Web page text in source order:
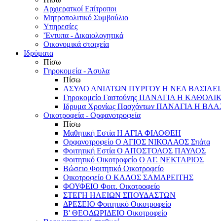
Αρχιερατκοί Επίτροποι
Μητροπολιτικό Συμβούλιο
Υπηρεσίες
'Έντυπα - Δικαιολογητικά
Οικονομικά στοιχεία
Ιδρύματα
Πίσω
Γηροκομεία - Άσυλα
Πίσω
ΑΣΥΛΟ ΑΝΙΑΤΩΝ ΠΥΡΓΟΥ Η ΝΕΑ
Γηροκομείο Γαστούνης ΠΑΝΑΓΙΑ Η
Ιδρυμα Χρονίως Πασχόντων ΠΑΝΑΓΙΑ Η
Οικοτροφεία - Ορφανοτροφεία
Πίσω
Μαθητική Εστία Η ΑΓΙΑ ΦΙΛΟΘΕΗ
Ορφανοτροφείο Ο ΑΓΙΟΣ ΝΙΚΟΛΑΟΣ Σπάτα
Φοιτητική Εστία Ο ΑΠΟΣΤΟΛΟΣ ΠΑΥΛΟΣ
Φοιτητικό Οικοτροφείο Ο ΑΓ. ΝΕΚΤΑΡΙΟΣ
Βώσειο Φοιτητικό Οικοτροφείο
Οικοτροφείο Ο ΚΑΛΟΣ ΣΑΜΑΡΕΙΤΗΣ
ΦΟΥΦΕΙΟ Φοιτ. Οικοτροφείο
ΣΤΕΓΗ ΗΛΕΙΩΝ ΣΠΟΥΔΑΣΤΩΝ
ΔΡΕΣΕΙΟ Φοιτητικό Οικοτροφείο
Β' ΘΕΟΔΩΡΙΔΕΙΟ Οικοτροφείο